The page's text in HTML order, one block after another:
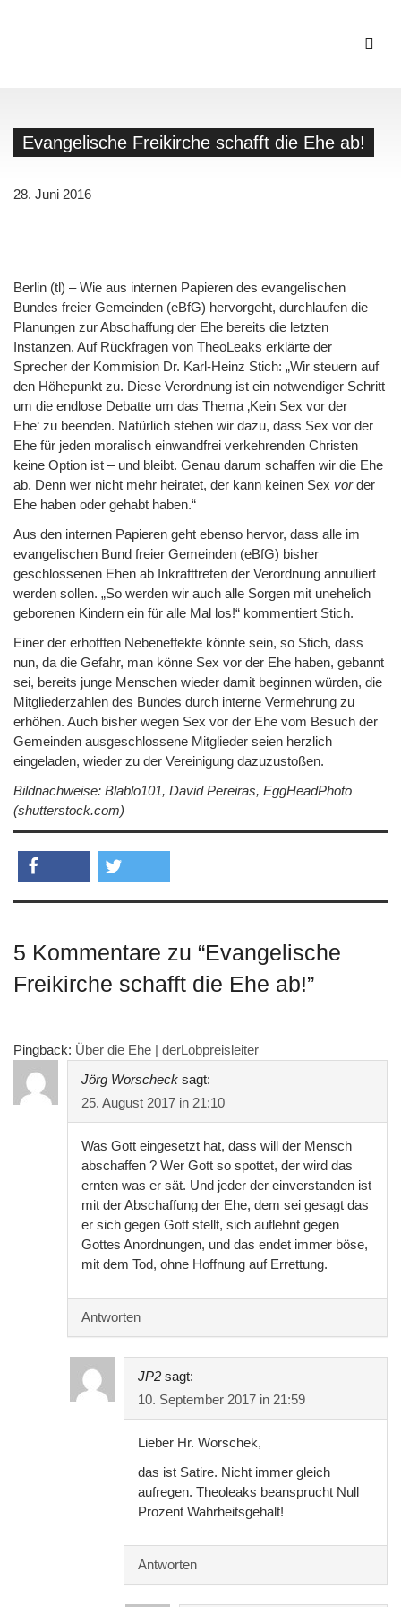
Evangelische Freikirche schafft die Ehe ab!
28. Juni 2016
Berlin (tl) – Wie aus internen Papieren des evangelischen
Bundes freier Gemeinden (eBfG) hervorgeht, durchlaufen die
Planungen zur Abschaffung der Ehe bereits die letzten
Instanzen. Auf Rückfragen von TheoLeaks erklärte der
Sprecher der Kommision Dr. Karl-Heinz Stich: „Wir steuern auf
den Höhepunkt zu. Diese Verordnung ist ein notwendiger Schritt
um die endlose Debatte um das Thema ‚Kein Sex vor der
Ehe‘ zu beenden. Natürlich stehen wir dazu, dass Sex vor der
Ehe für jeden moralisch einwandfrei verkehrenden Christen
keine Option ist – und bleibt. Genau darum schaffen wir die Ehe
ab. Denn wer nicht mehr heiratet, der kann keinen Sex vorder
Ehe haben oder gehabt haben.“
Aus den internen Papieren geht ebenso hervor, dass alle im
evangelischen Bund freier Gemeinden (eBfG) bisher
geschlossenen Ehen ab Inkrafttreten der Verordnung annulliert
werden sollen. „So werden wir auch alle Sorgen mit unehelich
geborenen Kindern ein für alle Mal los!“ kommentiert Stich.
Einer der erhofften Nebeneffekte könnte sein, so Stich, dass
nun, da die Gefahr, man könne Sex vor der Ehe haben, gebannt
sei, bereits junge Menschen wieder damit beginnen würden, die
Mitgliederzahlen des Bundes durch interne Vermehrung zu
erhöhen. Auch bisher wegen Sex vor der Ehe vom Besuch der
Gemeinden ausgeschlossene Mitglieder seien herzlich
eingeladen, wieder zu der Vereinigung dazuzustoßen.
Bildnachweise: Blablo101, David Pereiras, EggHeadPhoto
(shutterstock.com)
teilen twittern
5 Kommentare zu “Evangelische
Freikirche schafft die Ehe ab!”
Pingback: Über die Ehe | derLobpreisleiter
Jörg Worscheck sagt:
25. August 2017 in 21:10
Was Gott eingesetzt hat, dass will der Mensch
abschaffen ? Wer Gott so spottet, der wird das
ernten was er sät. Und jeder der einverstanden ist
mit der Abschaffung der Ehe, dem sei gesagt das
er sich gegen Gott stellt, sich auflehnt gegen
Gottes Anordnungen, und das endet immer böse,
mit dem Tod, ohne Hoffnung auf Errettung.
Antworten
JP2 sagt:
10. September 2017 in 21:59
Lieber Hr. Worschek,
das ist Satire. Nicht immer gleich
aufregen. Theoleaks beansprucht Null
Prozent Wahrheitsgehalt!
Antworten